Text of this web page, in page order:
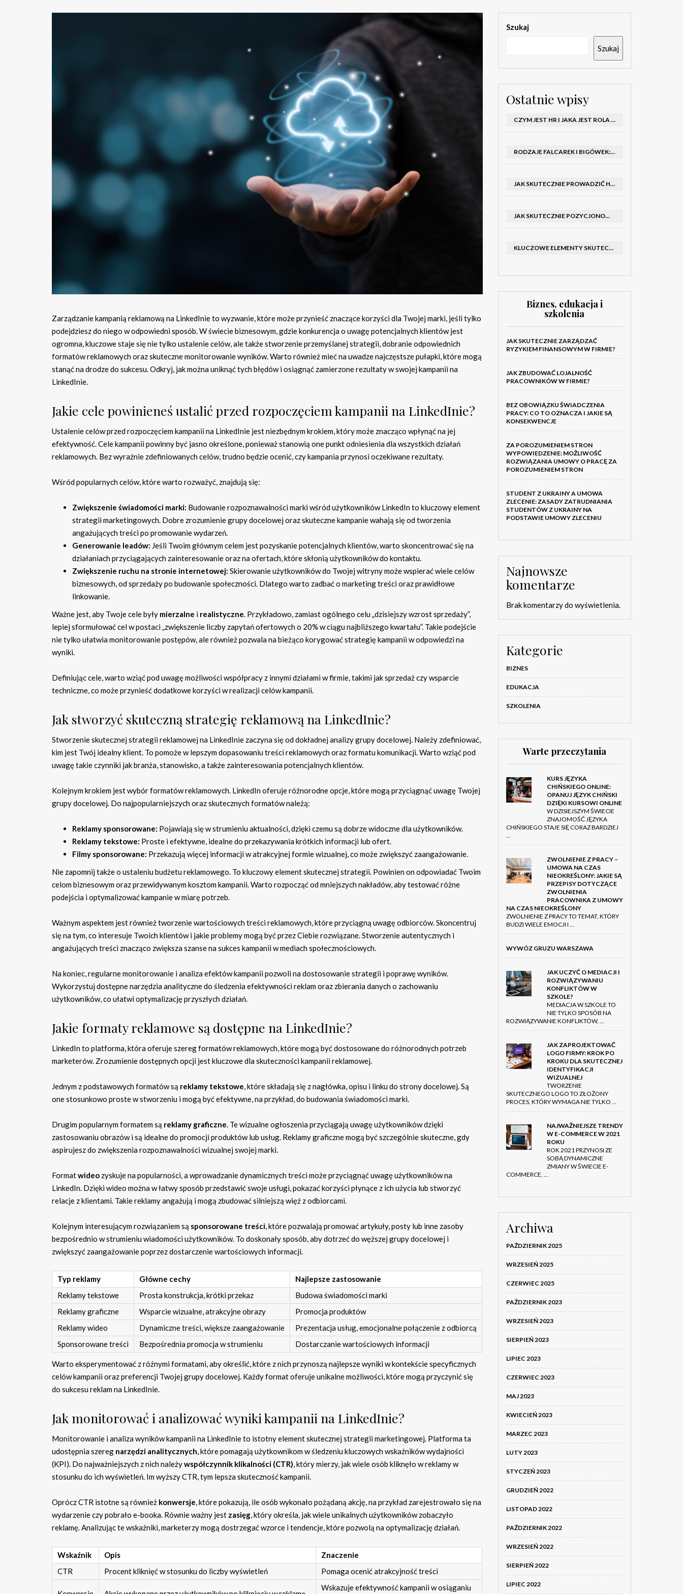
Zarządzanie kampanią reklamową na LinkedInie to wyzwanie, które może przynieść znaczące korzyści dla Twojej marki, jeśli tylko
podejdziesz do niego w odpowiedni sposób. W świecie biznesowym, gdzie konkurencja o uwagę potencjalnych klientów jest
ogromna, kluczowe staje się nie tylko ustalenie celów, ale także stworzenie przemyślanej strategii, dobranie odpowiednich
formatów reklamowych oraz skuteczne monitorowanie wyników. Warto również mieć na uwadze najczęstsze pułapki, które mogą
stanąć na drodze do sukcesu. Odkryj, jak można uniknąć tych błędów i osiągnąć zamierzone rezultaty w swojej kampanii na
LinkedInie.
Jakie cele powinieneś ustalić przed rozpoczęciem kampanii na LinkedInie?
Ustalenie celów przed rozpoczęciem kampanii na LinkedInie jest niezbędnym krokiem, który może znacząco wpłynąć na jej
efektywność. Cele kampanii powinny być jasno określone, ponieważ stanowią one punkt odniesienia dla wszystkich działań
reklamowych. Bez wyraźnie zdefiniowanych celów, trudno będzie ocenić, czy kampania przynosi oczekiwane rezultaty.
Wśród popularnych celów, które warto rozważyć, znajdują się:
Zwiększenie świadomości marki: Budowanie rozpoznawalności marki wśród użytkowników LinkedIn to kluczowy element
strategii marketingowych. Dobre zrozumienie grupy docelowej oraz skuteczne kampanie wahają się od tworzenia
angażujących treści po promowanie wydarzeń.
Generowanie leadów: Jeśli Twoim głównym celem jest pozyskanie potencjalnych klientów, warto skoncentrować się na
działaniach przyciągających zainteresowanie oraz na ofertach, które skłonią użytkowników do kontaktu.
Zwiększenie ruchu na stronie internetowej: Skierowanie użytkowników do Twojej witryny może wspierać wiele celów
biznesowych, od sprzedaży po budowanie społeczności. Dlatego warto zadbać o marketing treści oraz prawidłowe
linkowanie.
Ważne jest, aby Twoje cele były mierzalne i realistyczne. Przykładowo, zamiast ogólnego celu „dzisiejszy wzrost sprzedaży”,
lepiej sformułować cel w postaci „zwiększenie liczby zapytań ofertowych o 20% w ciągu najbliższego kwartału”. Takie podejście
nie tylko ułatwia monitorowanie postępów, ale również pozwala na bieżąco korygować strategię kampanii w odpowiedzi na
wyniki.
Definiując cele, warto wziąć pod uwagę możliwości współpracy z innymi działami w firmie, takimi jak sprzedaż czy wsparcie
techniczne, co może przynieść dodatkowe korzyści w realizacji celów kampanii.
Jak stworzyć skuteczną strategię reklamową na LinkedInie?
Stworzenie skutecznej strategii reklamowej na LinkedInie zaczyna się od dokładnej analizy grupy docelowej. Należy zdefiniować,
kim jest Twój idealny klient. To pomoże w lepszym dopasowaniu treści reklamowych oraz formatu komunikacji. Warto wziąć pod
uwagę takie czynniki jak branża, stanowisko, a także zainteresowania potencjalnych klientów.
Kolejnym krokiem jest wybór formatów reklamowych. LinkedIn oferuje różnorodne opcje, które mogą przyciągnąć uwagę Twojej
grupy docelowej. Do najpopularniejszych oraz skutecznych formatów należą:
Reklamy sponsorowane: Pojawiają się w strumieniu aktualności, dzięki czemu są dobrze widoczne dla użytkowników.
Reklamy tekstowe: Proste i efektywne, idealne do przekazywania krótkich informacji lub ofert.
Filmy sponsorowane: Przekazują więcej informacji w atrakcyjnej formie wizualnej, co może zwiększyć zaangażowanie.
Nie zapomnij także o ustaleniu budżetu reklamowego. To kluczowy element skutecznej strategii. Powinien on odpowiadać Twoim
celom biznesowym oraz przewidywanym kosztom kampanii. Warto rozpocząć od mniejszych nakładów, aby testować różne
podejścia i optymalizować kampanie w miarę potrzeb.
Ważnym aspektem jest również tworzenie wartościowych treści reklamowych, które przyciągną uwagę odbiorców. Skoncentruj
się na tym, co interesuje Twoich klientów i jakie problemy mogą być przez Ciebie rozwiązane. Stworzenie autentycznych i
angażujących treści znacząco zwiększa szanse na sukces kampanii w mediach społecznościowych.
Na koniec, regularne monitorowanie i analiza efektów kampanii pozwoli na dostosowanie strategii i poprawę wyników.
Wykorzystuj dostępne narzędzia analityczne do śledzenia efektywności reklam oraz zbierania danych o zachowaniu
użytkowników, co ułatwi optymalizację przyszłych działań.
Jakie formaty reklamowe są dostępne na LinkedInie?
LinkedIn to platforma, która oferuje szereg formatów reklamowych, które mogą być dostosowane do różnorodnych potrzeb
marketerów. Zrozumienie dostępnych opcji jest kluczowe dla skuteczności kampanii reklamowej.
Jednym z podstawowych formatów są reklamy tekstowe, które składają się z nagłówka, opisu i linku do strony docelowej. Są
one stosunkowo proste w stworzeniu i mogą być efektywne, na przykład, do budowania świadomości marki.
Drugim popularnym formatem są reklamy graficzne. Te wizualne ogłoszenia przyciągają uwagę użytkowników dzięki
zastosowaniu obrazów i są idealne do promocji produktów lub usług. Reklamy graficzne mogą być szczególnie skuteczne, gdy
aspirujesz do zwiększenia rozpoznawalności wizualnej swojej marki.
Formatwideo zyskuje na popularności, a wprowadzanie dynamicznych treści może przyciągnąć uwagę użytkowników na
LinkedIn. Dzięki wideo można w łatwy sposób przedstawić swoje usługi, pokazać korzyści płynące z ich użycia lub stworzyć
relacje z klientami. Takie reklamy angażują i mogą zbudować silniejszą więź z odbiorcami.
Kolejnym interesującym rozwiązaniem są sponsorowane treści, które pozwalają promować artykuły, posty lub inne zasoby
bezpośrednio w strumieniu wiadomości użytkowników. To doskonały sposób, aby dotrzeć do węższej grupy docelowej i
zwiększyć zaangażowanie poprzez dostarczenie wartościowych informacji.
Typ reklamy Główne cechy
Najlepsze zastosowanie
Reklamy tekstowe
Prosta konstrukcja, krótki przekaz
Budowa świadomości marki
Reklamy graficzne
Wsparcie wizualne, atrakcyjne obrazy
Promocja produktów
Reklamy wideo
Dynamiczne treści, większe zaangażowanie
Prezentacja usług, emocjonalne połączenie z odbiorcą
Sponsorowane treści
Bezpośrednia promocja w strumieniu Dostarczanie wartościowych informacji
Warto eksperymentować z różnymi formatami, aby określić, które z nich przynoszą najlepsze wyniki w kontekście specyficznych
celów kampanii oraz preferencji Twojej grupy docelowej. Każdy format oferuje unikalne możliwości, które mogą przyczynić się
do sukcesu reklam na LinkedInie.
Jak monitorować i analizować wyniki kampanii na LinkedInie?
Monitorowanie i analiza wyników kampanii na LinkedInie to istotny element skutecznej strategii marketingowej. Platforma ta
udostępnia szereg narzędzi analitycznych, które pomagają użytkownikom w śledzeniu kluczowych wskaźników wydajności
(KPI). Do najważniejszych z nich należywspółczynnik klikalności (CTR), który mierzy, jak wiele osób kliknęło w reklamy w
stosunku do ich wyświetleń. Im wyższy CTR, tym lepsza skuteczność kampanii.
Oprócz CTR istotne są również konwersje, które pokazują, ile osób wykonało pożądaną akcję, na przykład zarejestrowało się na
wydarzenie czy pobrało e-booka. Równie ważny jest zasięg, który określa, jak wiele unikalnych użytkowników zobaczyło
reklamę. Analizując te wskaźniki, marketerzy mogą dostrzegać wzorce i tendencje, które pozwolą na optymalizację działań.
Wskaźnik Opis
Znaczenie
CTR
Procent kliknięć w stosunku do liczby wyświetleń Pomaga ocenić atrakcyjność treści
Wskazuje efektywność kampanii w osiąganiu
Szukaj
Szukaj
Ostatnie wpisy
CZYM JEST HR I JAKA JEST ROLA DZIAŁU HR W FIRMIE
RODZAJE FALCAREK I BIGÓWEK: JAKIE WYBRAĆ DO PRODUKCJI?
JAK SKUTECZNIE PROWADZIĆ HOSTESSY NA TARGACH: PORADNIK I SZKOLENIA
JAK SKUTECZNIE POZYCJONOWAĆ SKLEP SHOPER: KLUCZOWE KROKI I STRATEGIE
KLUCZOWE ELEMENTY SKUTECZNEGO KATALOGU FIRMOWEGO I BROSZURY
Biznes, edukacja i
szkolenia
JAK SKUTECZNIE ZARZĄDZAĆ
RYZYKIEM FINANSOWYM W FIRMIE?
JAK ZBUDOWAĆ LOJALNOŚĆ
PRACOWNIKÓW W FIRMIE?
BEZ OBOWIĄZKU ŚWIADCZENIA
PRACY: CO TO OZNACZA I JAKIE SĄ
KONSEKWENCJE
ZA POROZUMIENIEM STRON
WYPOWIEDZENIE: MOŻLIWOŚĆ
ROZWIĄZANIA UMOWY O PRACĘ ZA
POROZUMIENIEM STRON
STUDENT Z UKRAINY A UMOWA
ZLECENIE: ZASADY ZATRUDNIANIA
STUDENTÓW Z UKRAINY NA
PODSTAWIE UMOWY ZLECENIU
Najnowsze
komentarze
Brak komentarzy do wyświetlenia.
Kategorie
BIZNES
EDUKACJA
SZKOLENIA
Warte przeczytania
KURS JĘZYKA
CHIŃSKIEGO ONLINE:
OPANUJ JĘZYK CHIŃSKI
DZIĘKI KURSOWI ONLINE
W DZISIEJSZYM ŚWIECIE
ZNAJOMOŚĆ JĘZYKA
CHIŃSKIEGO STAJE SIĘ CORAZ BARDZIEJ
…
ZWOLNIENIE Z PRACY –
UMOWA NA CZAS
NIEOKREŚLONY: JAKIE SĄ
PRZEPISY DOTYCZĄCE
ZWOLNIENIA
PRACOWNIKA Z UMOWY
NA CZAS NIEOKREŚLONY
ZWOLNIENIE Z PRACY TO TEMAT, KTÓRY
BUDZI WIELE EMOCJI I …
WYWÓZ GRUZU WARSZAWA
JAK UCZYĆ O MEDIACJI I
ROZWIĄZYWANIU
KONFLIKTÓW W
SZKOLE?
MEDIACJA W SZKOLE TO
NIE TYLKO SPOSÓB NA
ROZWIĄZYWANIE KONFLIKTÓW, …
JAK ZAPROJEKTOWAĆ
LOGO FIRMY: KROK PO
KROKU DLA SKUTECZNEJ
IDENTYFIKACJI
WIZUALNEJ
TWORZENIE
SKUTECZNEGO LOGO TO ZŁOŻONY
PROCES, KTÓRY WYMAGA NIE TYLKO …
NAJWAŻNIEJSZE TRENDY
W E-COMMERCE W 2021
ROKU
ROK 2021 PRZYNOSI ZE
SOBĄ DYNAMICZNE
ZMIANY W ŚWIECIE E-
COMMERCE, …
Archiwa
PAŹDZIERNIK 2025
WRZESIEŃ 2025
CZERWIEC 2025
PAŹDZIERNIK 2023
WRZESIEŃ 2023
SIERPIEŃ 2023
LIPIEC 2023
CZERWIEC 2023
MAJ 2023
KWIECIEŃ 2023
MARZEC 2023
LUTY 2023
STYCZEŃ 2023
GRUDZIEŃ 2022
LISTOPAD 2022
PAŹDZIERNIK 2022
WRZESIEŃ 2022
SIERPIEŃ 2022
LIPIEC 2022